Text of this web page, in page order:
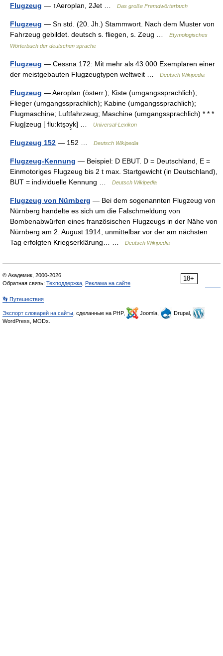
Flugzeug — ↑Aeroplan, 2Jet … Das große Fremdwörterbuch
Flugzeug — Sn std. (20. Jh.) Stammwort. Nach dem Muster von
Fahrzeug gebildet. deutsch s. fliegen, s. Zeug …
Etymologisches
Wörterbuch der deutschen sprache
Flugzeug — Cessna 172: Mit mehr als 43.000 Exemplaren einer
der meistgebauten Flugzeugtypen weltweit …
Deutsch Wikipedia
Flugzeug — Aeroplan (österr.); Kiste (umgangssprachlich);
Flieger (umgangssprachlich); Kabine (umgangssprachlich);
Flugmaschine; Luftfahrzeug; Maschine (umgangssprachlich) * * *
Flug|zeug [ flu:kts̮ɔy̮k] …
Universal-Lexikon
Flugzeug 152 — 152 … Deutsch Wikipedia
Flugzeug-Kennung — Beispiel: D EBUT. D = Deutschland, E =
Einmotoriges Flugzeug bis 2 t max. Startgewicht (in Deutschland),
BUT = individuelle Kennung …
Deutsch Wikipedia
Flugzeug von Nürnberg — Bei dem sogenannten Flugzeug von
Nürnberg handelte es sich um die Falschmeldung von
Bombenabwürfen eines französischen Flugzeugs in der Nähe von
Nürnberg am 2. August 1914, unmittelbar vor der am nächsten
Tag erfolgten Kriegserklärung… …
Deutsch Wikipedia
18+
© Академик, 2000-2026
Обратная связь: Техподдержка Реклама на сайте
👣 Путешествия
Экспорт словарей на сайты , сделанные на PHP, Joomla,
Drupal,
WordPress, MODx.